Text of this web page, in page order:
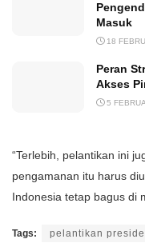
Masuk
18
Peran
Akses
5
“Terlebih, pelantikan ini
pengamanan itu harus
Indonesia tetap bagus di
Tags: pelantikan